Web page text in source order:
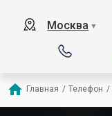
Москва ▼
Главная / Телефон /